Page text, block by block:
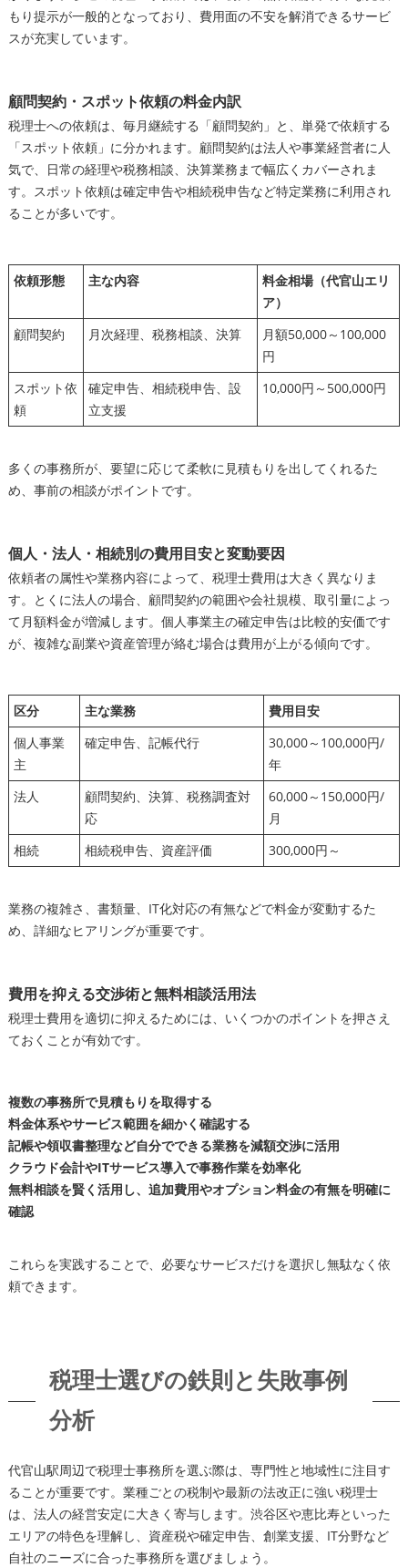
もり提示が一般的となっており、費用面の不安を解消できるサービ
スが充実しています。
顧問契約・スポット依頼の料金内訳
税理士への依頼は、毎月継続する「顧問契約」と、単発で依頼する
「スポット依頼」に分かれます。顧問契約は法人や事業経営者に人
気で、日常の経理や税務相談、決算業務まで幅広くカバーされま
す。スポット依頼は確定申告や相続税申告など特定業務に利用され
ることが多いです。
依頼形態 主な内容
料金相場（代官山エリ
ア）
顧問契約
月次経理、税務相談、決算
月額50,000～100,000
円
スポット依
頼
確定申告、相続税申告、設
立支援
10,000円～500,000円
多くの事務所が、要望に応じて柔軟に見積もりを出してくれるた
め、事前の相談がポイントです。
個人・法人・相続別の費用目安と変動要因
依頼者の属性や業務内容によって、税理士費用は大きく異なりま
す。とくに法人の場合、顧問契約の範囲や会社規模、取引量によっ
て月額料金が増減します。個人事業主の確定申告は比較的安価です
が、複雑な副業や資産管理が絡む場合は費用が上がる傾向です。
区分 主な業務
費用目安
個人事業
主
確定申告、記帳代行
30,000～100,000円/
年
法人
顧問契約、決算、税務調査対
応
60,000～150,000円/
月
相続
相続税申告、資産評価 300,000円～
業務の複雑さ、書類量、IT化対応の有無などで料金が変動するた
め、詳細なヒアリングが重要です。
費用を抑える交渉術と無料相談活用法
税理士費用を適切に抑えるためには、いくつかのポイントを押さえ
ておくことが有効です。
複数の事務所で見積もりを取得する
料金体系やサービス範囲を細かく確認する
記帳や領収書整理など自分でできる業務を減額交渉に活用
クラウド会計やITサービス導入で事務作業を効率化
無料相談を賢く活用し、追加費用やオプション料金の有無を明確に
確認
これらを実践することで、必要なサービスだけを選択し無駄なく依
頼できます。
税理士選びの鉄則と失敗事例
分析
代官山駅周辺で税理士事務所を選ぶ際は、専門性と地域性に注目す
ることが重要です。業種ごとの税制や最新の法改正に強い税理士
は、法人の経営安定に大きく寄与します。渋谷区や恵比寿といった
エリアの特色を理解し、資産税や確定申告、創業支援、IT分野など
自社のニーズに合った事務所を選びましょう。